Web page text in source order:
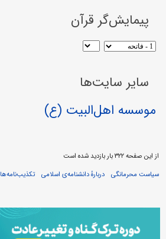
پیمایش‌گر قرآن
سایر سایت‌ها
موسسه اهل‌البیت (ع)
از این صفحه ۳۲۲ بار بازدید شده است
سیاست محرمانگی
دربارهٔ دانشنامه‌ی اسلامی تکذیب‌نامه‌ها